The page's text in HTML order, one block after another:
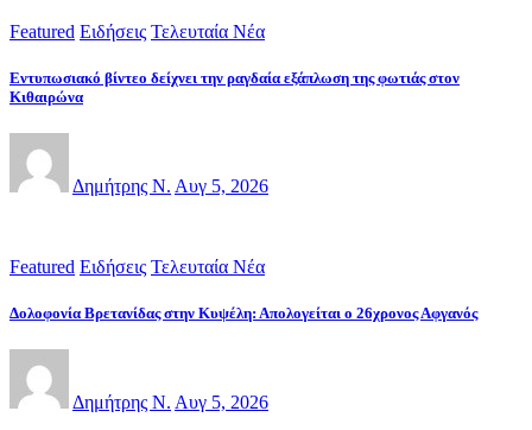
Featured Ειδήσεις Τελευταία Νέα
Εντυπωσιακό βίντεο δείχνει την ραγδαία εξάπλωση της φωτιάς στον
Κιθαιρώνα
Δημήτρης Ν. Αυγ 5, 2026
Featured Ειδήσεις Τελευταία Νέα
Δολοφονία Βρετανίδας στην Κυψέλη: Απολογείται ο 26χρονος Αφγανός
Δημήτρης Ν. Αυγ 5, 2026